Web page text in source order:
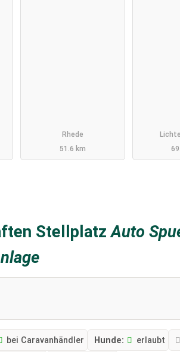
Rhede
51.6 km
StellplatzAuto
bei Caravanhändler Hunde: erlaubt